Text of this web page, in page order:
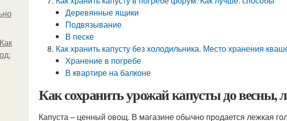
Деревянные ящики
Подвязывание
В песке
Как хранить капусту без холодильника. Место хранения
Хранение в погребе
В квартире на балконе
Как сохранить урожай капусты до весны,
Капуста – ценный овощ. В магазине обычно продается лежкая